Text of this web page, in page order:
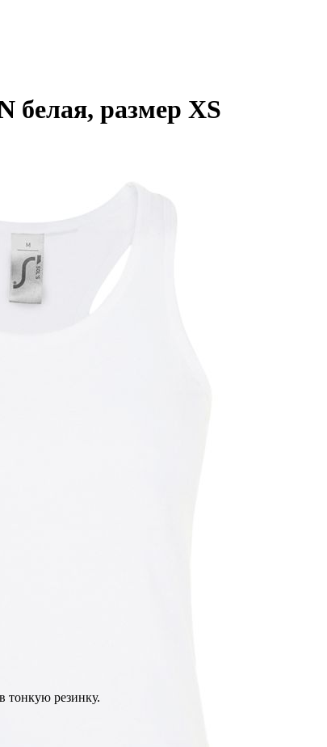
размер XS
тонкую резинку.